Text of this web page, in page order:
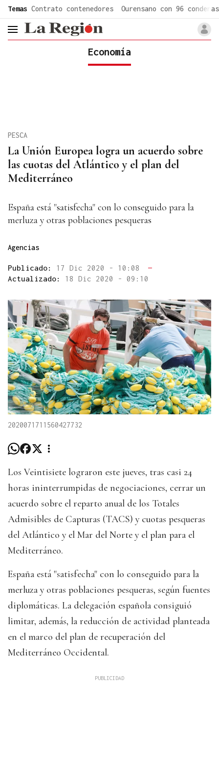
Temas Contrato contenedores Ourensano con 96 condenas
header.menu.open
Economía
La Unión Europea logra un acuerdo sobre
las cuotas del Atlántico y el plan del
Mediterráneo
PESCA
España está "satisfecha" con lo conseguido para la
merluza y otras poblaciones pesqueras
Agencias
Publicado: 17 Dic 2020 - 10:08
—
Actualizado: 18 Dic 2020 - 09:10
2020071711560427732
Los Veintisiete lograron este jueves, tras casi 24
horas ininterrumpidas de negociaciones, cerrar un
acuerdo sobre el reparto anual de los Totales
Admisibles de Capturas (TACS) y cuotas pesqueras
del Atlántico y el Mar del Norte y el plan para el
Mediterráneo.
España está "satisfecha" con lo conseguido para la
merluza y otras poblaciones pesqueras, según fuentes
diplomáticas. La delegación española consiguió
limitar, además, la reducción de actividad planteada
en el marco del plan de recuperación del
Mediterráneo Occidental.